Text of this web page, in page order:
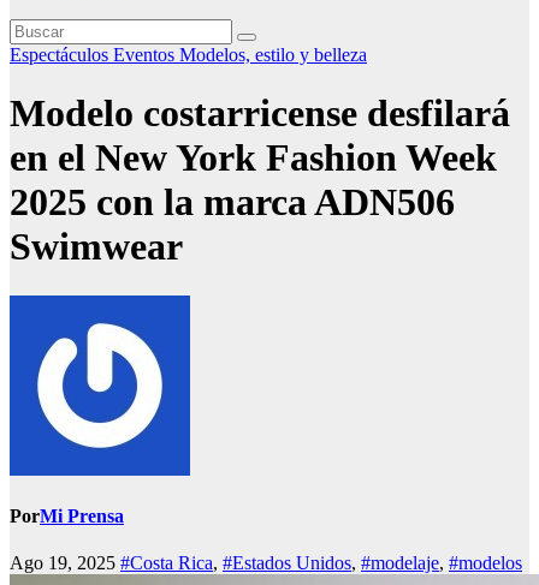
Espectáculos Eventos Modelos, estilo y belleza
Modelo costarricense desfilará
en el New York Fashion Week
2025 con la marca ADN506
Swimwear
PorMi Prensa
Ago 19, 2025 #Costa Rica, #Estados Unidos, #modelaje, #modelos